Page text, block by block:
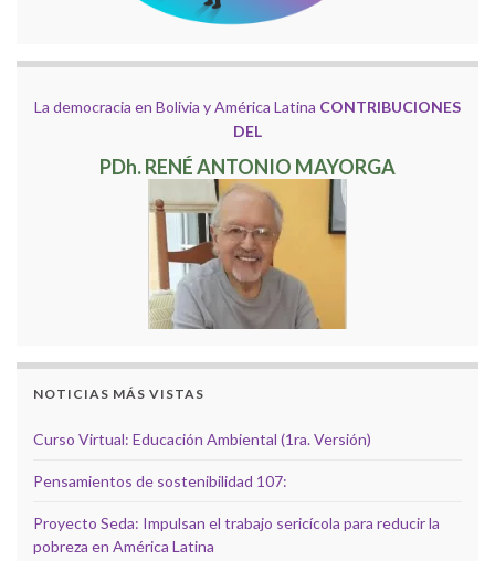
La democracia en Bolivia y América Latina CONTRIBUCIONES
DEL
PDh. RENÉ ANTONIO MAYORGA
NOTICIAS MÁS VISTAS
Curso Virtual: Educación Ambiental (1ra. Versión)
Pensamientos de sostenibilidad 107:
Proyecto Seda: Impulsan el trabajo sericícola para reducir la
pobreza en América Latina